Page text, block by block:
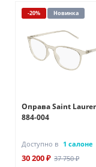
-20% Новинка
Оправа Saint
884-004
Доступно в 1 салоне
30 200 ₽ 37 750 ₽